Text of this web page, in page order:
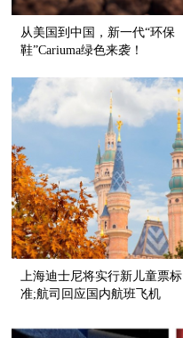
从美国到中国，新一代“环保
鞋”Cariuma绿色来袭！
上海迪士尼将实行新儿童票标
准;航司回应国内航班飞机
扬州